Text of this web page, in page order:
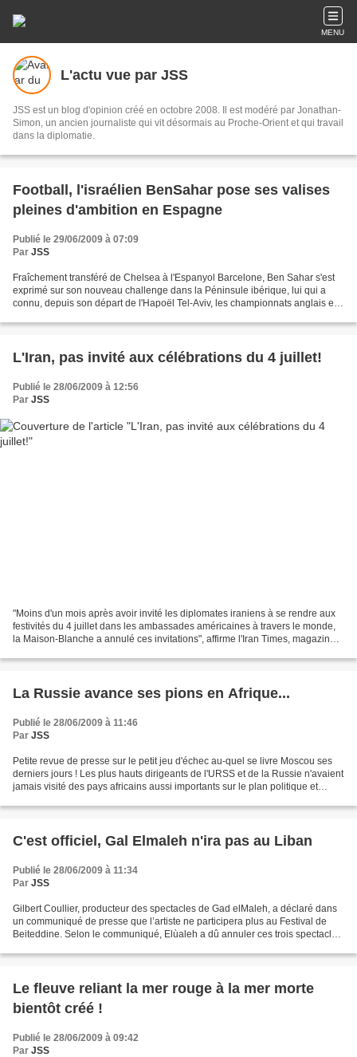
MENU
L'actu vue par JSS
JSS est un blog d'opinion créé en octobre 2008. Il est modéré par Jonathan-
Simon, un ancien journaliste qui vit désormais au Proche-Orient et qui travail
dans la diplomatie.
Football, l'israélien BenSahar pose ses valises
pleines d'ambition en Espagne
Publié le 29/06/2009 à 07:09
Par JSS
Fraîchement transféré de Chelsea à l'Espanyol Barcelone, Ben Sahar s'est
exprimé sur son nouveau challenge dans la Péninsule ibérique, lui qui a
connu, depuis son départ de l'Hapoël Tel-Aviv, les championnats anglais et
L'Iran, pas invité aux célébrations du 4 juillet!
Publié le 28/06/2009 à 12:56
Par JSS
"Moins d'un mois après avoir invité les diplomates iraniens à se rendre aux
festivités du 4 juillet dans les ambassades américaines à travers le monde,
la Maison-Blanche a annulé ces invitations", affirme l'Iran Times, magazine
La Russie avance ses pions en Afrique...
Publié le 28/06/2009 à 11:46
Par JSS
Petite revue de presse sur le petit jeu d'échec au-quel se livre Moscou ses
derniers jours ! Les plus hauts dirigeants de l'URSS et de la Russie n'avaient
jamais visité des pays africains aussi importants sur le plan politique et
C'est officiel, Gal Elmaleh n'ira pas au Liban
Publié le 28/06/2009 à 11:34
Par JSS
Gilbert Coullier, producteur des spectacles de Gad elMaleh, a déclaré dans
un communiqué de presse que l’artiste ne participera plus au Festival de
Beiteddine. Selon le communiqué, Elùaleh a dû annuler ces trois spectacles
Le fleuve reliant la mer rouge à la mer morte
bientôt créé !
Publié le 28/06/2009 à 09:42
Par JSS